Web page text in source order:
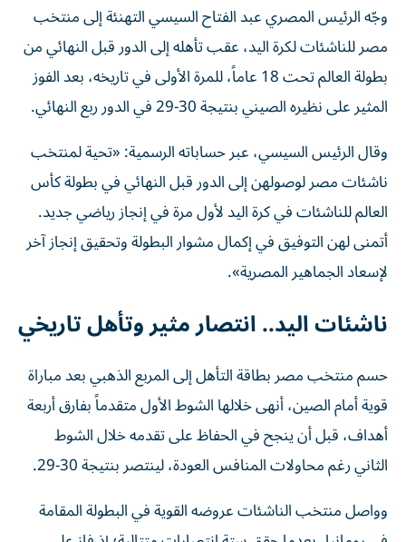
وجّه الرئيس المصري عبد الفتاح السيسي التهنئة إلى منتخب
مصر للناشئات لكرة اليد، عقب تأهله إلى الدور قبل النهائي من
بطولة العالم تحت 18 عاماً، للمرة الأولى في تاريخه، بعد الفوز
المثير على نظيره الصيني بنتيجة 30-29 في الدور ربع النهائي.
وقال الرئيس السيسي، عبر حساباته الرسمية: «تحية لمنتخب
ناشئات مصر لوصولهن إلى الدور قبل النهائي في بطولة كأس
العالم للناشئات في كرة اليد لأول مرة في إنجاز رياضي جديد.
أتمنى لهن التوفيق في إكمال مشوار البطولة وتحقيق إنجاز آخر
لإسعاد الجماهير المصرية».
ناشئات اليد.. انتصار مثير وتأهل تاريخي
حسم منتخب مصر بطاقة التأهل إلى المربع الذهبي بعد مباراة
قوية أمام الصين، أنهى خلالها الشوط الأول متقدماً بفارق أربعة
أهداف، قبل أن ينجح في الحفاظ على تقدمه خلال الشوط
الثاني رغم محاولات المنافس العودة، لينتصر بنتيجة 30-29.
وواصل منتخب الناشئات عروضه القوية في البطولة المقامة